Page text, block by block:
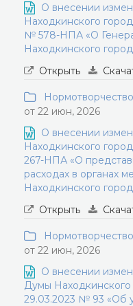
О внесении
Находкинского
№ 578-НПА «О
Находкинского
Открыть
Нормотворчество
от 22 июн, 2026
О внесении
Находкинского
267-НПА «О
расходах в органах
Находкинского
Открыть
Нормотворчество
от 22 июн, 2026
О внесении
Думы Находкинского
29.03.2023 № 93 «Об